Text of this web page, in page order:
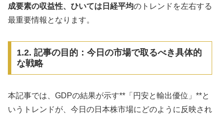
成要素の収益性、ひいては日経平均のトレンドを左右する
最重要情報となります。
1.2. 記事の目的：今日の市場で取るべき具体的
な戦略
本記事では、GDPの結果が示す**「円安と輸出優位」**と
いうトレンドが、今日の日本株市場にどのように反映され